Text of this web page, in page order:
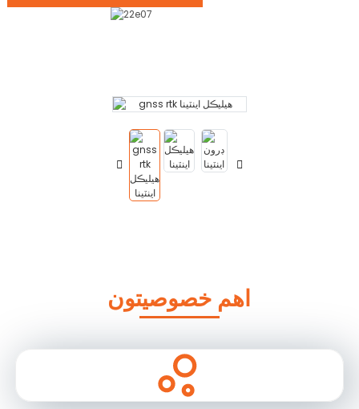
اهم خصوصيتون